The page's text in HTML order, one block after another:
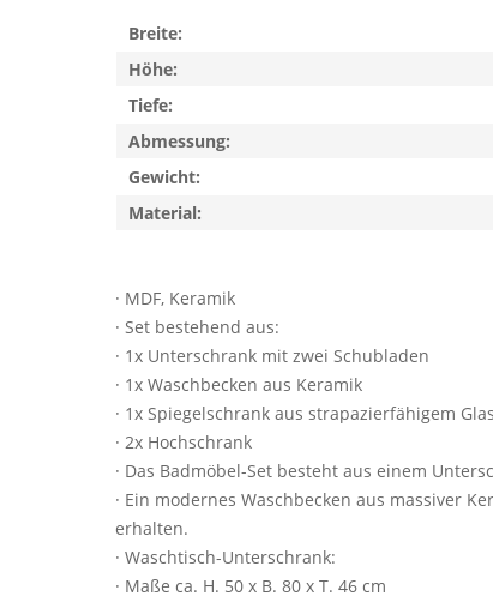
· MDF, Keramik
· Set bestehend aus:
· 1x Unterschrank mit zwei Schubladen
· 1x Waschbecken aus Keramik
· 1x Spiegelschrank aus strapazierfähigem Glas
· 2x Hochschrank
· Das Badmöbel-Set besteht aus einem
· Ein modernes Waschbecken aus massiver
erhalten.
· Waschtisch-Unterschrank:
· Maße ca. H. 50 x B. 80 x T. 46 cm
Breite:
Höhe:
Tiefe:
Abmessung:
Gewicht:
Material: